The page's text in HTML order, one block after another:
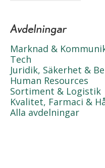
Avdelningar
Marknad &
Tech
Juridik, Säkerhet &
Human Resources
Sortiment & Logistik
Kvalitet, Farmaci &
Alla avdelningar